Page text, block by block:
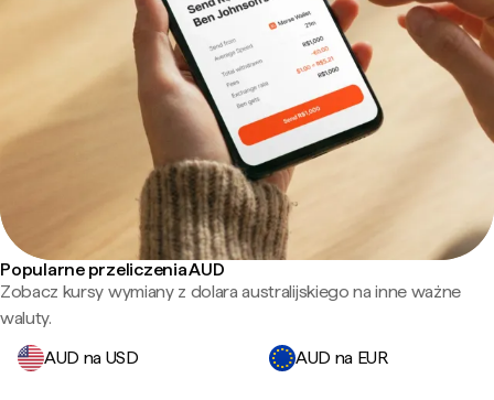
Popularne przeliczenia AUD
Zobacz kursy wymiany z dolara australijskiego na inne ważne
waluty.
AUD na USD
AUD na EUR